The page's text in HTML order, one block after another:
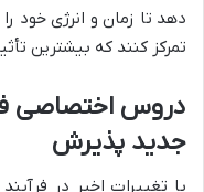
دهد تا زمان و انرژی خود
تمرکز کنند که بیشترین
دروس اختصاصی
جدید پذیرش
با تغییرات اخیر در